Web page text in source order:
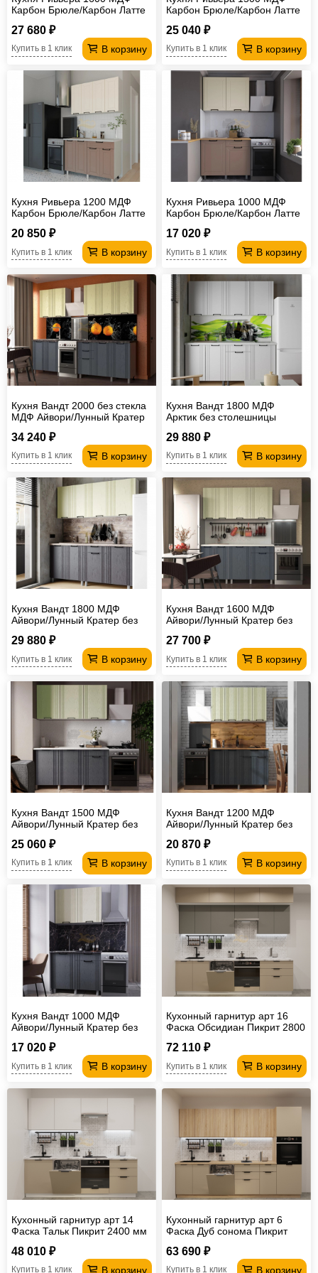
Карбон Брюле/Карбон Латте
27 680 ₽
В корзину
Купить в 1 клик
Карбон Брюле/Карбон Латте
25 040 ₽
В корзину
Купить в 1 клик
Кухня Ривьера 1200 МДФ
Карбон Брюле/Карбон Латте
20 850 ₽
В корзину
Купить в 1 клик
Кухня Ривьера 1000 МДФ
Карбон Брюле/Карбон Латте
17 020 ₽
В корзину
Купить в 1 клик
Кухня Вандт 2000 без стекла
МДФ Айвори/Лунный Кратер
34 240 ₽
В корзину
Купить в 1 клик
Кухня Вандт 1800 МДФ
Арктик без столешницы
29 880 ₽
В корзину
Купить в 1 клик
Кухня Вандт 1800 МДФ
Айвори/Лунный Кратер без
29 880 ₽
В корзину
Купить в 1 клик
Кухня Вандт 1600 МДФ
Айвори/Лунный Кратер без
27 700 ₽
В корзину
Купить в 1 клик
Кухня Вандт 1500 МДФ
Айвори/Лунный Кратер без
25 060 ₽
В корзину
Купить в 1 клик
Кухня Вандт 1200 МДФ
Айвори/Лунный Кратер без
20 870 ₽
В корзину
Купить в 1 клик
Кухня Вандт 1000 МДФ
Айвори/Лунный Кратер без
17 020 ₽
В корзину
Купить в 1 клик
Кухонный гарнитур арт 16
Фаска Обсидиан Пикрит 2800
72 110 ₽
В корзину
Купить в 1 клик
Кухонный гарнитур арт 14
Фаска Тальк Пикрит 2400 мм
48 010 ₽
В корзину
Купить в 1 клик
Кухонный гарнитур арт 6
Фаска Дуб сонома Пикрит
63 690 ₽
В корзину
Купить в 1 клик